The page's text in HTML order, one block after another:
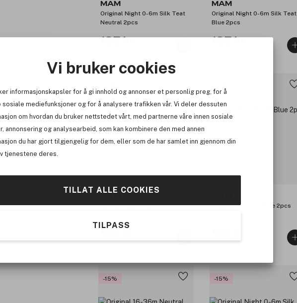
Vi bruker cookies
informasjonskapsler for å gi innhold og annonser et personlig preg, for å
sosiale mediefunksjoner og for å analysere trafikken vår. Vi deler dessuten
om hvordan du bruker nettstedet vårt, med partnerne våre innen sosiale
annonsering og analysearbeid, som kan kombinere den med annen
du har gjort tilgjengelig for dem, eller som de har samlet inn gjennom din
tjenestene deres.
TILLAT ALLE COOKIES
TILPASS
MAM
Original Night 0-6m Silk Teat
Neutral 2pcs
MAM
Original Night 0-6m Silk Teat
Blue 2pcs
Pacifier Clip It Pink
Før: 149 kr
Original 6-16 Silk Blue 2pcs
Før: 159 kr
-15% -15%